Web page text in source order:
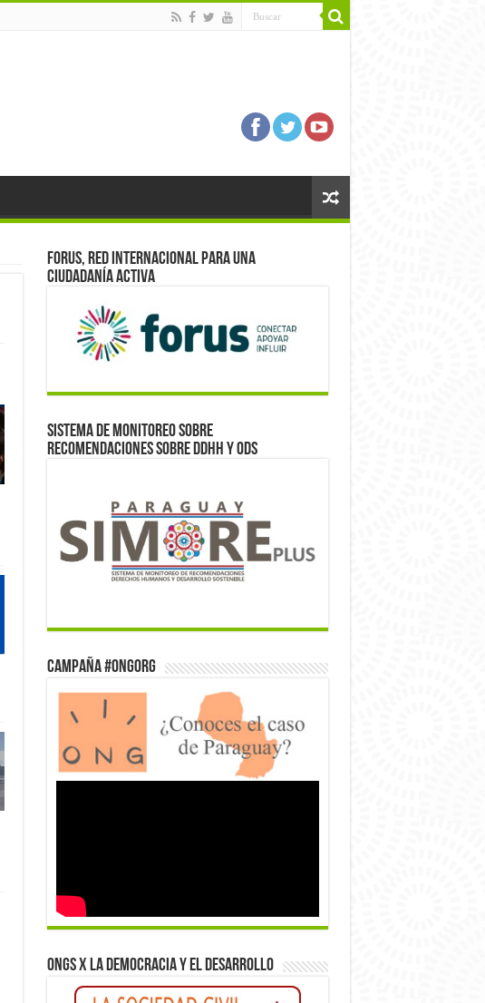
Forus, red internacional para una
ciudadanía activa
Sistema de monitoreo sobre
recomendaciones sobre DDHH y ODS
Campaña #ONGorg
ONGs x la democracia y el desarrollo